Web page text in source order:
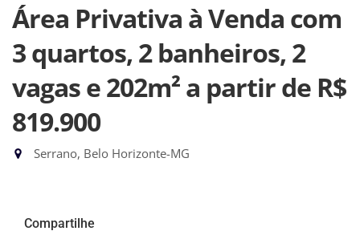
Área Privativa à Venda com
3 quartos, 2 banheiros, 2
vagas e 202m²a partir de R$
819.900
Serrano, Belo Horizonte-MG
Compartilhe